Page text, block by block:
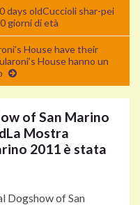
days oldCuccioli shar-pei
giorni di età
House have their
House hanno un
of San Marino
La Mostra
2011 è stata
Dogshow of San